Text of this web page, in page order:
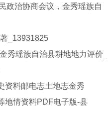
政治协商会议，金秀瑶族自
_13931825
秀瑶族自治县耕地地力评价_